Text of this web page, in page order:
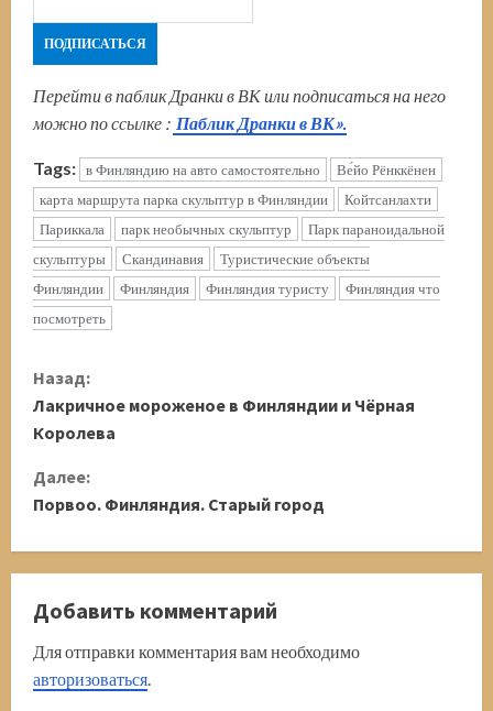
Перейти в паблик Дранки в ВК или подписаться на него
можно по ссылке : Паблик Дранки в ВК».
Tags: в Финляндию на авто самостоятельно
Ве́йо Рёнккёнен
карта маршрута парка скульптур в Финляндии
Койтсанлахти
Париккала
парк необычных скульптур
Парк параноидальной
скульптуры
Скандинавия
Туристические объекты
Финляндии
Финляндия Финляндия туристу
Финляндия что
посмотреть
П
р
о
д
о
л
ж
и
Назад:
Лакричное мороженое в Финляндии и Чёрная
Королева
Далее:
Порвоо. Финляндия. Старый город
Добавить комментарий
Для отправки комментария вам необходимо
авторизоваться